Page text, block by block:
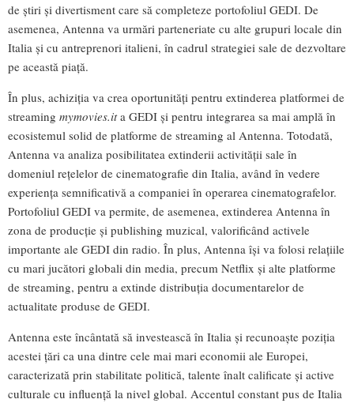
de știri și divertisment care să completeze portofoliul GEDI. De
asemenea, Antenna va urmări parteneriate cu alte grupuri locale din
Italia și cu antreprenori italieni, în cadrul strategiei sale de dezvoltare
pe această piață.
În plus, achiziția va crea oportunități pentru extinderea platformei de
streaming mymovies.ita GEDI și pentru integrarea sa mai amplă în
ecosistemul solid de platforme de streaming al Antenna. Totodată,
Antenna va analiza posibilitatea extinderii activității sale în
domeniul rețelelor de cinematografie din Italia, având în vedere
experiența semnificativă a companiei în operarea cinematografelor.
Portofoliul GEDI va permite, de asemenea, extinderea Antenna în
zona de producție și publishing muzical, valorificând activele
importante ale GEDI din radio. În plus, Antenna își va folosi relațiile
cu mari jucători globali din media, precum Netflix și alte platforme
de streaming, pentru a extinde distribuția documentarelor de
actualitate produse de GEDI.
Antenna este încântată să investească în Italia și recunoaște poziția
acestei țări ca una dintre cele mai mari economii ale Europei,
caracterizată prin stabilitate politică, talente înalt calificate și active
culturale cu influență la nivel global. Accentul constant pus de Italia